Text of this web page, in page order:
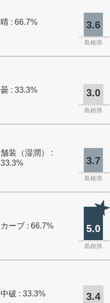
晴 : 66.7% 3.6
島根県
曇 : 33.3% 3.0
島根県
舗装（湿潤） :
33.3%
3.7
島根県
カーブ : 66.7% 5.0
島根県
中破 : 33.3% 3.4